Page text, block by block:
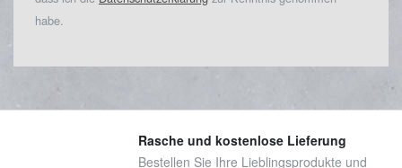
habe.
Rasche und kostenlose Lieferung
Bestellen Sie Ihre Lieblingsprodukte und